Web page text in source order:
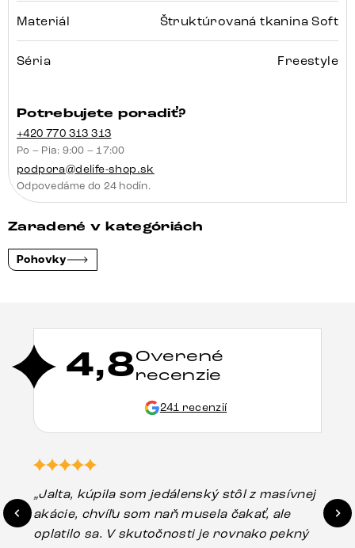
Materiál Štruktúrovaná tkanina Soft
Séria Freestyle
Potrebujete poradiť?
+420 770 313 313
Po – Pia: 9:00 – 17:00
podpora@delife-shop.sk
Odpovedáme do 24 hodín.
Zaradené v kategóriách
Pohovky
4,8Overené
recenzie
241 recenzií
„Jalta, kúpila som jedálenský stôl z masívnej
akácie, chvíľu som naň musela čakať, ale
oplatilo sa. V skutočnosti je rovnako pekný